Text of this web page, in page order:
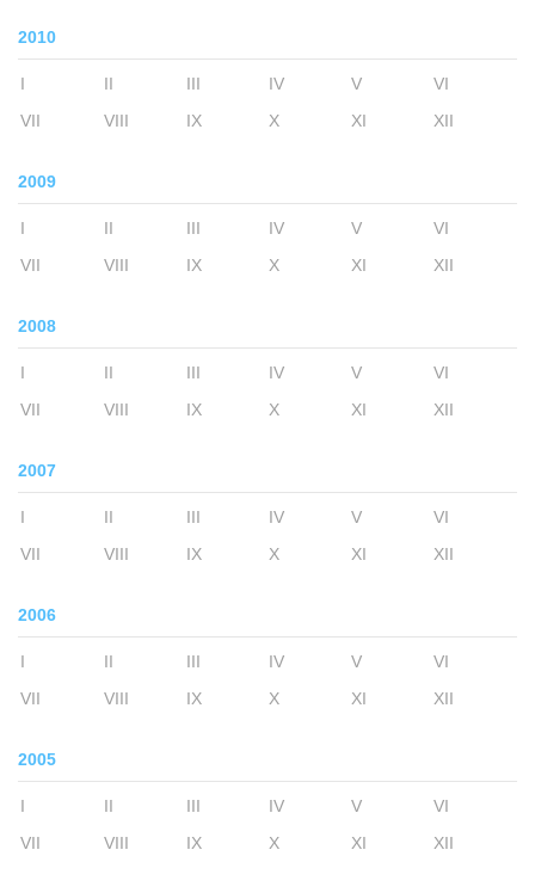
2010
I II III IV V
VI
VII
VIII IX X XI XII
2009
I II III IV V
VI
VII
VIII IX X XI XII
2008
I II III IV V
VI
VII
VIII IX X XI XII
2007
I II III IV V
VI
VII
VIII IX X XI XII
2006
I II III IV V
VI
VII
VIII IX X XI XII
2005
I II III IV V
VI
VII
VIII IX X XI XII